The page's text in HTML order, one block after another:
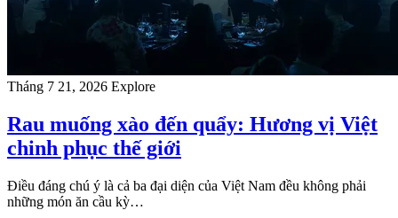
Tháng 7 21, 2026 Explore
Rau muống xào đến quẩy: Hương vị Việt
chinh phục thế giới
Điều đáng chú ý là cả ba đại diện của Việt Nam đều không phải
những món ăn cầu kỳ…